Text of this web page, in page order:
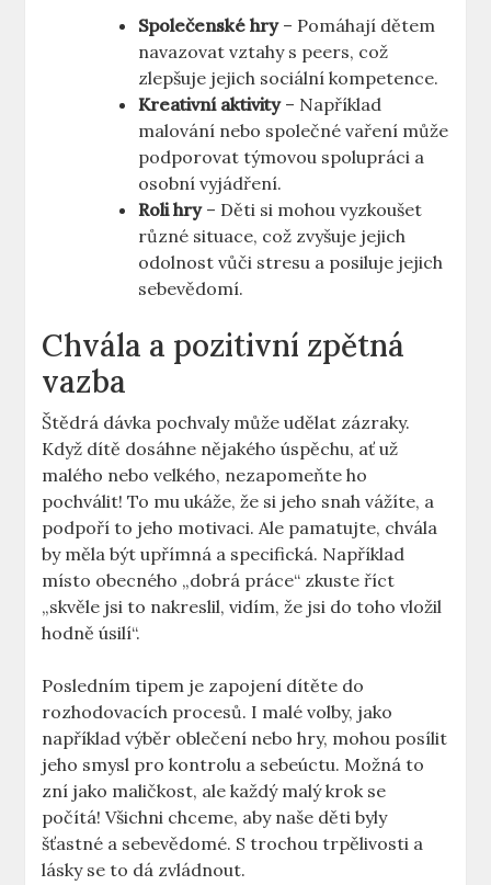
Společenské hry– Pomáhají dětem
navazovat vztahy s peers, což
zlepšuje jejich sociální kompetence.
Kreativní aktivity– Například
malování nebo společné vaření může
podporovat týmovou spolupráci a
osobní vyjádření.
Roli hry– Děti si mohou vyzkoušet
různé situace, což zvyšuje jejich
odolnost vůči stresu a posiluje jejich
sebevědomí.
Chvála a pozitivní zpětná
vazba
Štědrá dávka pochvaly může udělat zázraky.
Když dítě dosáhne nějakého úspěchu, ať už
malého nebo velkého, nezapomeňte ho
pochválit! To mu ukáže, že si jeho snah vážíte, a
podpoří to jeho motivaci. Ale pamatujte, chvála
by měla být upřímná a specifická. Například
místo obecného „dobrá práce“ zkuste říct
„skvěle jsi to nakreslil, vidím, že jsi do toho vložil
hodně úsilí“.
Posledním tipem je zapojení dítěte do
rozhodovacích procesů. I malé volby, jako
například výběr oblečení nebo hry, mohou posílit
jeho smysl pro kontrolu a sebeúctu. Možná to
zní jako maličkost, ale každý malý krok se
počítá! Všichni chceme, aby naše děti byly
šťastné a sebevědomé. S trochou trpělivosti a
lásky se to dá zvládnout.